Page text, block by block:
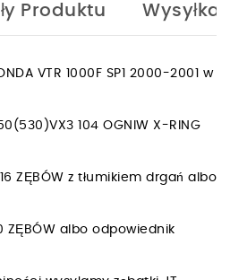
Produktu Wysyłka
VTR 1000F SP1 2000-2001 w
104 OGNIW X-RING
ZĘBÓW z tłumikiem drgań albo
ZĘBÓW albo odpowiednik